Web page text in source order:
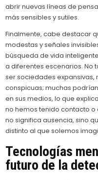
abrir nuevas líneas de
más sensibles y sutiles.
Finalmente, cabe destacar
modestas y señales
búsqueda de vida
a diferentes escenarios. No
ser sociedades
conspicuas; muchas
en sus medios, lo que
no hemos tenido contacto o
no significa ausencia, sino
distinto al que solemos
Tecnologías
futuro de la